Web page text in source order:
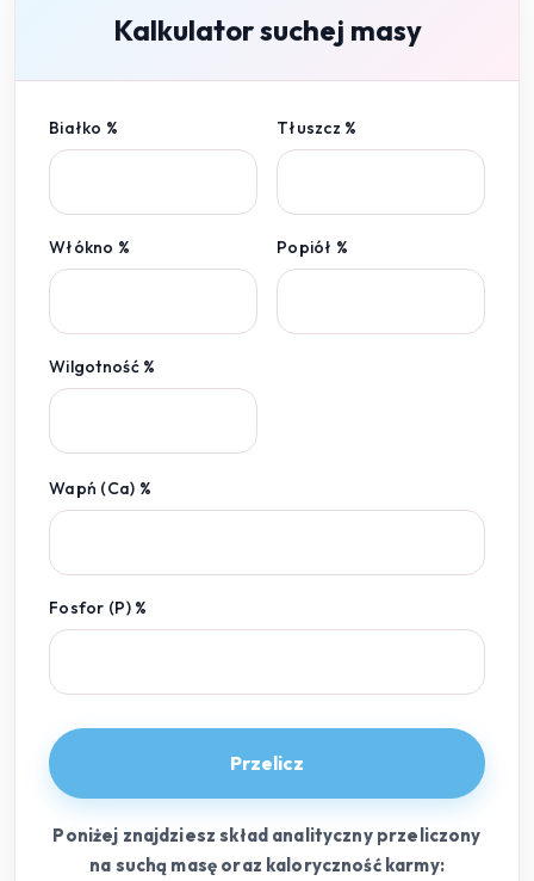
Kalkulator suchej masy
Białko % Tłuszcz %
Włókno % Popiół %
Wilgotność %
Wapń (Ca) %
Fosfor (P) %
Przelicz
Poniżej znajdziesz skład analityczny przeliczony
na suchą masę oraz kaloryczność karmy: